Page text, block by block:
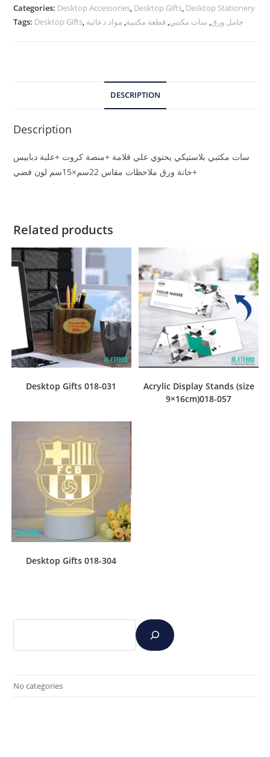
Categories: Desktop Accessories, Desktop Gifts, Desktop Stationery
Tags: Desktop Gifts, حامل ورق, سات مكتبي, قطعة مكتبية, مواد دعائية
DESCRIPTION
Description
سات مكتبي بلاستيكي يحتوي علي قلامة +منصة كروت +علبة دبابيس
+خانة ورق ملاحظات مقاس 22سم×15سم لون فضي
Related products
Desktop Gifts 018-031
Acrylic Display Stands (size
9×16cm)018-057
Desktop Gifts 018-304
No categories